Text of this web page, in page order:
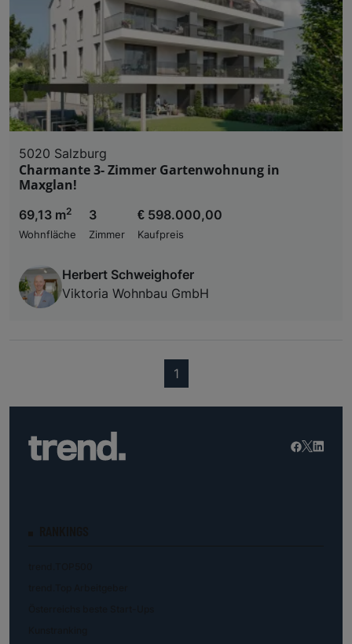
5020 Salzburg
Charmante 3- Zimmer Gartenwohnung in
Maxglan!
69,13 m2
Wohnfläche
3
Zimmer
€ 598.000,00
Kaufpreis
Herbert Schweighofer
Viktoria Wohnbau GmbH
1(current)